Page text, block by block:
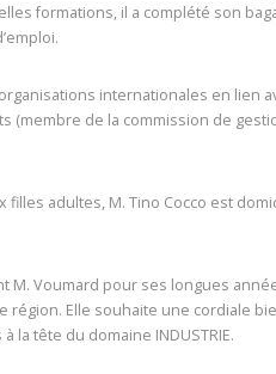
formations, il a complété son
internationales en lien
(membre de la commission de
filles adultes, M. Tino Cocco est
M. Voumard pour ses longues
Elle souhaite une cordiale
la tête du domaine INDUSTRIE.